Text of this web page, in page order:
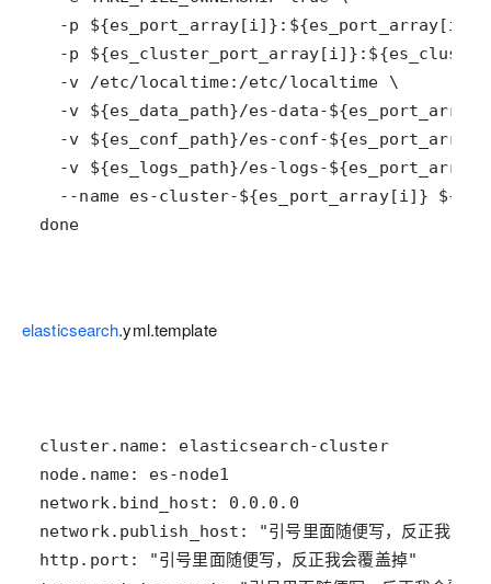
elasticsearch.yml.template
cluster.name: elasticsearch-cluster